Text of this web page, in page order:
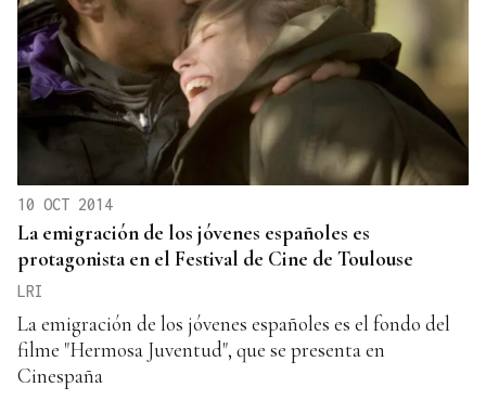
10 OCT 2014
La emigración de los jóvenes españoles es
protagonista en el Festival de Cine de Toulouse
LRI
La emigración de los jóvenes españoles es el fondo del
filme "Hermosa Juventud", que se presenta en
Cinespaña